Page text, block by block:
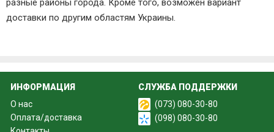
разные районы города. Кроме того, возможен вариант
доставки по другим областям Украины.
ИНФОРМАЦИЯ
О нас
Оплата/доставка
СЛУЖБА ПОДДЕРЖКИ
(073) 080-30-80
(098) 080-30-80